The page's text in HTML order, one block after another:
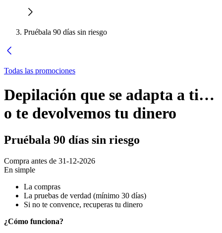
Pruébala 90 días sin riesgo
Todas las promociones
Depilación que se adapta a ti…
o te devolvemos tu dinero
Pruébala 90 días sin riesgo
Compra antes de 31-12-2026
En simple
La compras
La pruebas de verdad (mínimo 30 días)
Si no te convence, recuperas tu dinero
¿Cómo funciona?